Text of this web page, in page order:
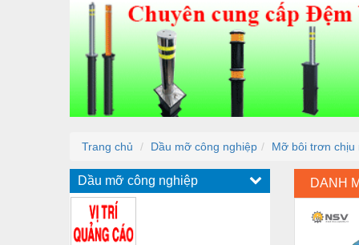
Trang chủ Dầu mỡ công nghiệp Mỡ bôi trơn chịu
Dầu mỡ công nghiệp DANH